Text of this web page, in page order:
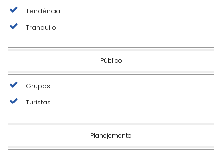
Tendência
Tranquilo
Público
Grupos
Turistas
Planejamento